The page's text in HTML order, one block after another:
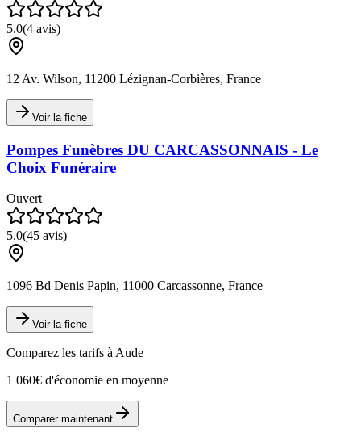
5.0(4 avis)
12 Av. Wilson, 11200 Lézignan-Corbières, France
Voir la fiche
Pompes Funèbres DU CARCASSONNAIS - Le
Choix Funéraire
Ouvert
5.0(45 avis)
1096 Bd Denis Papin, 11000 Carcassonne, France
Voir la fiche
Comparez les tarifs àAude
1 060€ d'économie en moyenne
Comparer maintenant